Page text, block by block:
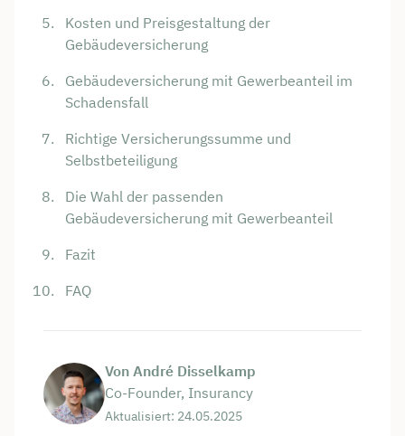
Kosten und Preisgestaltung der
Gebäudeversicherung
Gebäudeversicherung mit Gewerbeanteil im
Schadensfall
Richtige Versicherungssumme und
Selbstbeteiligung
Die Wahl der passenden
Gebäudeversicherung mit Gewerbeanteil
Fazit
FAQ
Von André Disselkamp
Co-Founder, Insurancy
Aktualisiert: 24.05.2025